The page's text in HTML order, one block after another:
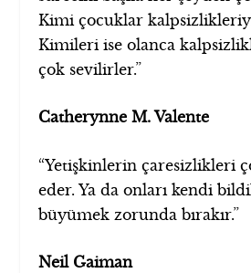
Kimi çocuklar
Kimileri ise olanca
çok sevilirler.”
Catherynne M. Valente
“Yetişkinlerin çaresizlikleri
eder. Ya da onları kendi
büyümek zorunda bırakır.”
Neil Gaiman